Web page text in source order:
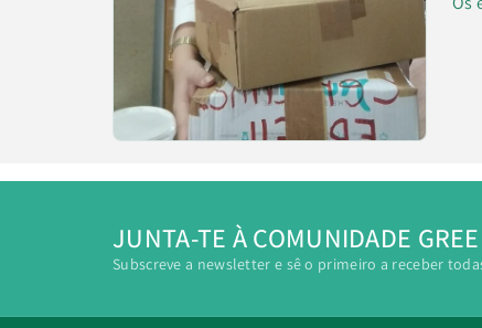
JUNTA-TE À COMUNIDADE
Subscreve a newsletter e sê o primeiro a receber